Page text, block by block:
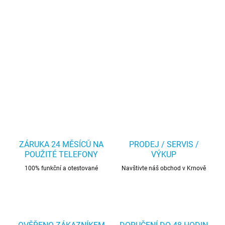
ZÁRUKA 24 MĚSÍCŮ NA
POUŽITÉ TELEFONY
100% funkční a otestované
PRODEJ / SERVIS /
VÝKUP
Navštivte náš obchod v Krnově